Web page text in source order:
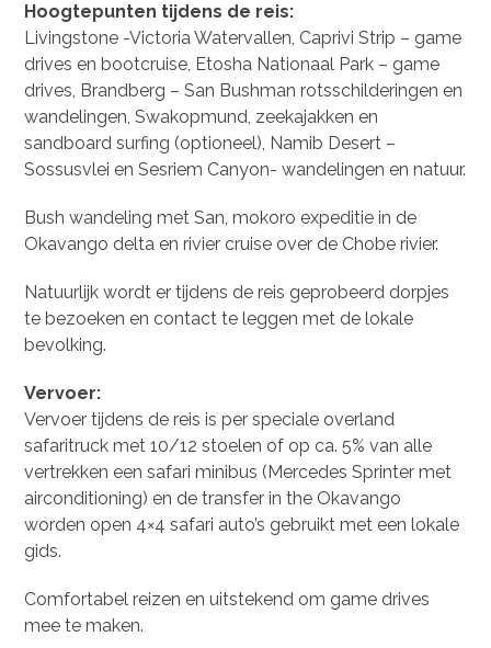
Hoogtepunten tijdens de reis:
Livingstone -Victoria Watervallen, Caprivi Strip – game
drives en bootcruise, Etosha Nationaal Park – game
drives, Brandberg – San Bushman rotsschilderingen en
wandelingen, Swakopmund, zeekajakken en
sandboard surfing (optioneel), Namib Desert –
Sossusvlei en Sesriem Canyon- wandelingen en natuur.
Bush wandeling met San, mokoro expeditie in de
Okavango delta en rivier cruise over de Chobe rivier.
Natuurlijk wordt er tijdens de reis geprobeerd dorpjes
te bezoeken en contact te leggen met de lokale
bevolking.
Vervoer:
Vervoer tijdens de reis is per speciale overland
safaritruck met 10/12 stoelen of op ca. 5% van alle
vertrekken een safari minibus (Mercedes Sprinter met
airconditioning) en de transfer in the Okavango
worden open 4×4 safari auto’s gebruikt met een lokale
gids.
Comfortabel reizen en uitstekend om game drives
mee te maken.